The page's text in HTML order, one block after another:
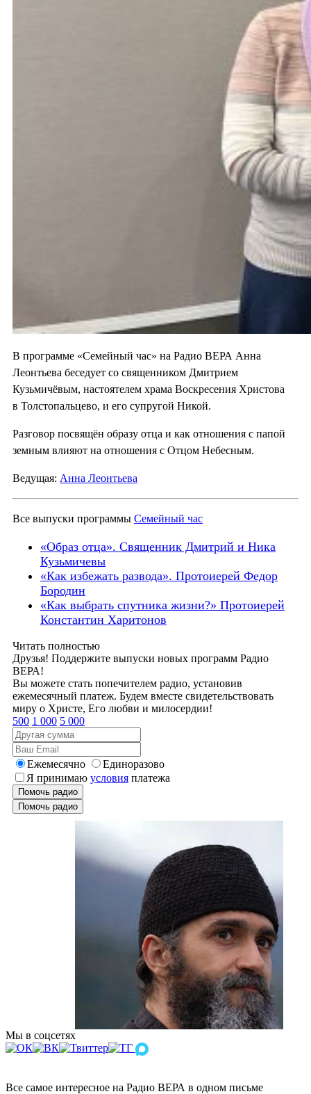
В программе «Семейный час» на Радио ВЕРА Анна
Леонтьева беседует со священником Дмитрием
Кузьмичёвым, настоятелем храма Воскресения Христова
в Толстопальцево, и его супругой Никой.
Разговор посвящён образу отца и как отношения с папой
земным влияют на отношения с Отцом Небесным.
Ведущая: Анна Леонтьева
Все выпуски программы Семейный час
«Образ отца». Священник Дмитрий и Ника
Кузьмичевы
«Как избежать развода». Протоиерей Федор
Бородин
«Как выбрать спутника жизни?» Протоиерей
Константин Харитонов
Читать полностью
Друзья! Поддержите выпуски новых программ Радио
ВЕРА!
Вы можете стать попечителем радио, установив
ежемесячный платеж. Будем вместе свидетельствовать
миру о Христе, Его любви и милосердии!
500 1 000 5 000
Ежемесячно
Единоразово
Я принимаю условия платежа
Помочь радио
Помочь радио
Мы в соцсетях
Все самое интересное на Радио ВЕРА в одном письме